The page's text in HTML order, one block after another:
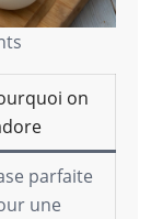
on
parfaite
une